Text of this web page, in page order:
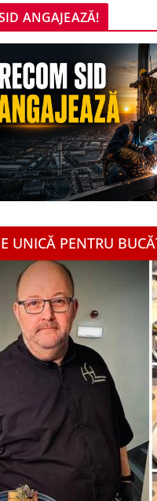
ANGAJEAZĂ!
UNICĂ PENTRU